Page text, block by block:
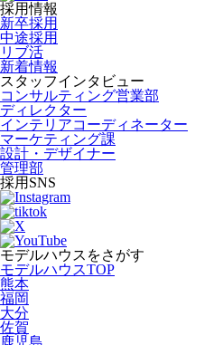
採用情報
新卒採用
中途採用
リブ活
新着情報
スタッフインタビュー
コンサルティング営業部
ディレクター
インテリアコーディネーター
マーケティング課
設計・デザイナー
管理部
採用SNS
モデルハウスをさがす
モデルハウスTOP
熊本
福岡
大分
佐賀
鹿児島